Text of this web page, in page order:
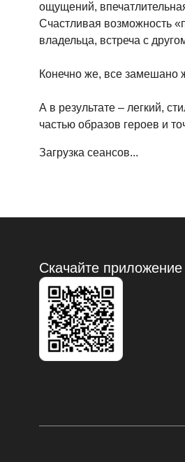
ощущений,
Счастливая возможность
владельца, встреча с
Конечно же, все замешано
А в результате – легкий,
частью образов героев и
Загрузка сеансов...
Скачайте